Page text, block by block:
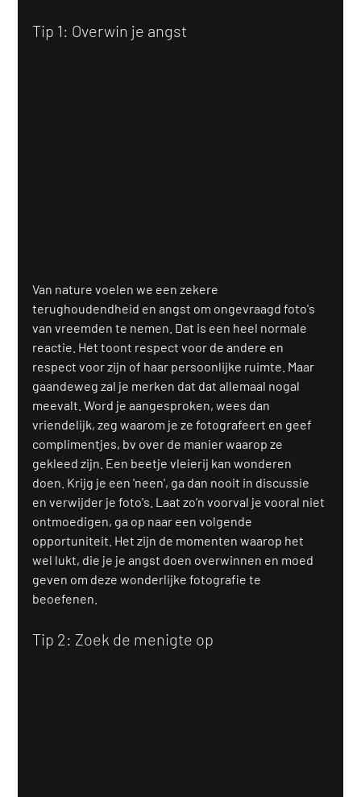
Tip 1: Overwin je angst
Van nature voelen we een zekere
terughoudendheid en angst om ongevraagd foto's
van vreemden te nemen. Dat is een heel normale
reactie. Het toont respect voor de andere en
respect voor zijn of haar persoonlijke ruimte. Maar
gaandeweg zal je merken dat dat allemaal nogal
meevalt. Word je aangesproken, wees dan
vriendelijk, zeg waarom je ze fotografeert en geef
complimentjes, bv over de manier waarop ze
gekleed zijn. Een beetje vleierij kan wonderen
doen. Krijg je een 'neen', ga dan nooit in discussie
en verwijder je foto's. Laat zo’n voorval je vooral niet
ontmoedigen, ga op naar een volgende
opportuniteit. Het zijn de momenten waarop het
wel lukt, die je je angst doen overwinnen en moed
geven om deze wonderlijke fotografie te
beoefenen.
Tip 2: Zoek de menigte op